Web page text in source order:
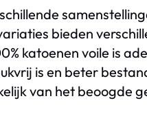
bieden
katoenen voile is
is en beter
van het beoogde